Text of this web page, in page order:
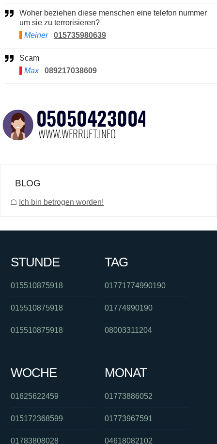
Woher beziehen diese menschen eine telefon nummer
um sie zu terrorisieren?
Meiner
015735980639
Scam
Max
089217038609
BLOG
☖ Ich bin betrogen worden!
STUNDE
015510875918
015510875918
015510875918
TAG
01771774990190
01774990190
08003311204
WOCHE
01625622459
015172368599
01783808028
MONAT
01773886052
01773967591
04618082102